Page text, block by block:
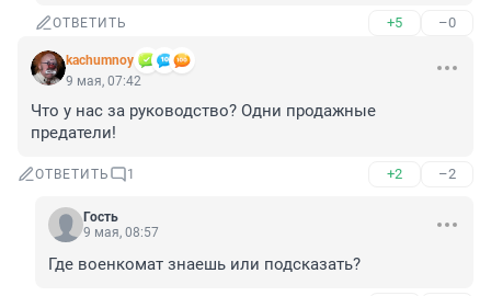
ОТВЕТИТЬ +5 –0
kachumnoy
9 мая, 07:42
Что у нас за руководство? Одни продажные
предатели!
ОТВЕТИТЬ 1 +2 –2
Гость
9 мая, 08:57
Где военкомат знаешь или подсказать?